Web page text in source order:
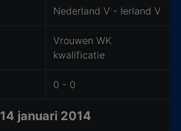
Nederland V - Ierland V
Vrouwen WK
kwalificatie
0 - 0
14 januari 2014